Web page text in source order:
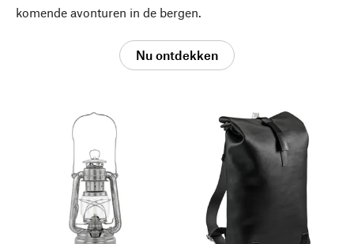
komende avonturen in de bergen.
Nu ontdekken